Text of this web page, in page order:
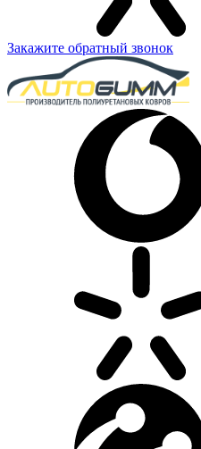
Закажите обратный звонок